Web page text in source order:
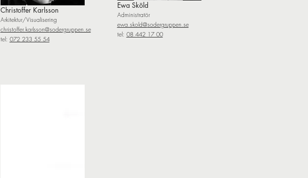
Christoffer Karlsson
Arkitektur/Visualisering
christoffer.karlsson@sodergruppen.se
tel: 072 233 55 54
Ewa Sköld
Administratör
ewa.skold@sodergruppen.se
tel: 08 442 17 00